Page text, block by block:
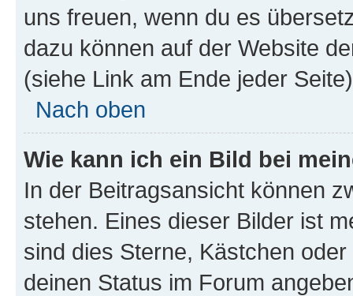
uns freuen, wenn du es
dazu können auf der Website
(siehe Link am Ende jeder
Nach oben
Wie kann ich ein Bild bei
In der Beitragsansicht können
stehen. Eines dieser Bilder ist
sind dies Sterne, Kästchen
deinen Status im Forum